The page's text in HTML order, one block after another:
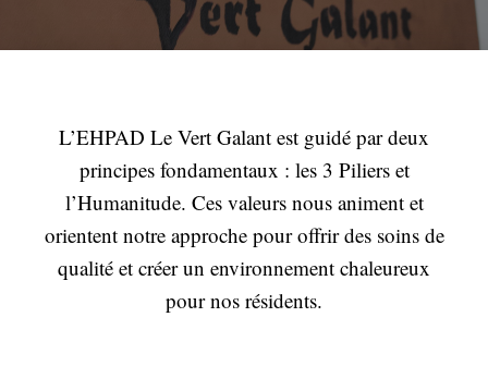
L’EHPAD Le Vert Galant est guidé par deux
principes fondamentaux : les 3 Piliers et
l’Humanitude. Ces valeurs nous animent et
orientent notre approche pour offrir des soins de
qualité et créer un environnement chaleureux
pour nos résidents.